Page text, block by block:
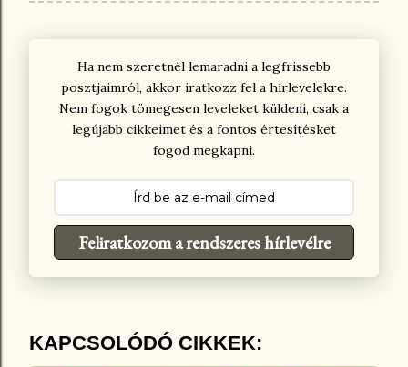
Ha nem szeretnél lemaradni a legfrissebb
posztjaimról, akkor iratkozz fel a hírlevelekre.
Nem fogok tömegesen leveleket küldeni, csak a
legújabb cikkeimet és a fontos értesítésket
fogod megkapni.
Feliratkozom a rendszeres hírlevélre
KAPCSOLÓDÓ CIKKEK: